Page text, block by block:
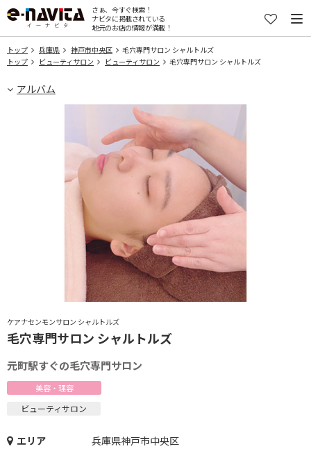
さぁ、今すぐ検索！
ナビタに掲載されている
地元のお店の情報が満載！
トップ 兵庫県 神戸市中央区
毛穴専門サロン シャルトルズ
トップ
ビューティサロン ビューティサロン 毛穴専門サロン シャルトルズ
アルバム
ケアナセンモンサロン シャルトルズ
毛穴専門サロン シャルトルズ
元町駅すぐの毛穴専門サロン
美容・理容
ビューティサロン
エリア
兵庫県神戸市中央区